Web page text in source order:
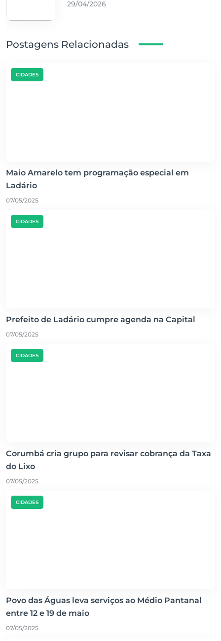
29/04/2026
Postagens Relacionadas
CIDADES
Maio Amarelo tem programação especial em
Ladário
07/05/2025
CIDADES
Prefeito de Ladário cumpre agenda na Capital
07/05/2025
CIDADES
Corumbá cria grupo para revisar cobrança da Taxa
do Lixo
07/05/2025
CIDADES
Povo das Águas leva serviços ao Médio Pantanal
entre 12 e 19 de maio
07/05/2025